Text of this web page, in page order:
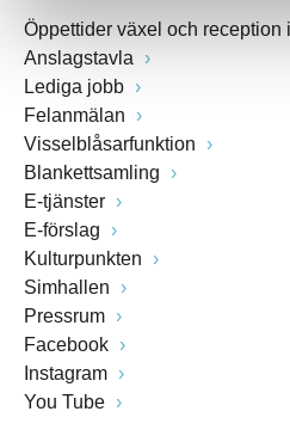
Öppettider växel och reception
Anslagstavla
Lediga jobb
Felanmälan
Visselblåsarfunktion
Blankettsamling
E-tjänster
E-förslag
Kulturpunkten
Simhallen
Pressrum
Facebook
Instagram
You Tube